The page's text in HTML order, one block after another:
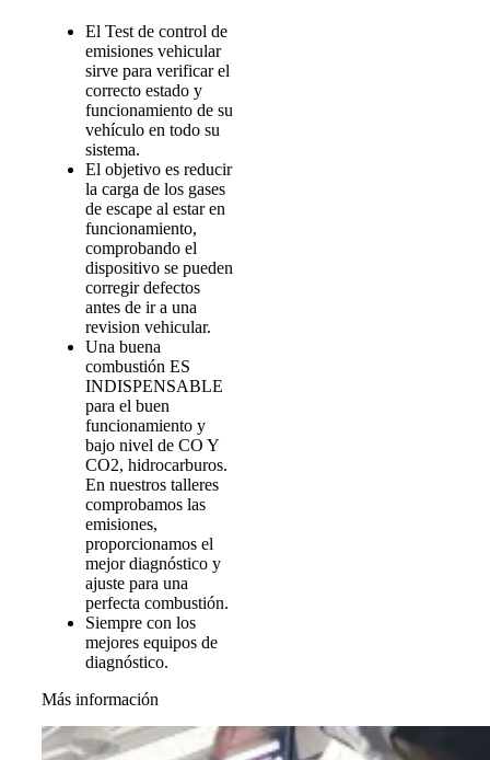
El Test de control de
emisiones vehicular
sirve para verificar el
correcto estado y
funcionamiento de su
vehículo en todo su
sistema.
El objetivo es reducir
la carga de los gases
de escape al estar en
funcionamiento,
comprobando el
dispositivo se pueden
corregir defectos
antes de ir a una
revision vehicular.
Una buena
combustión ES
INDISPENSABLE
para el buen
funcionamiento y
bajo nivel de CO Y
CO2, hidrocarburos.
En nuestros talleres
comprobamos las
emisiones,
proporcionamos el
mejor diagnóstico y
ajuste para una
perfecta combustión.
Siempre con los
mejores equipos de
diagnóstico.
Más información